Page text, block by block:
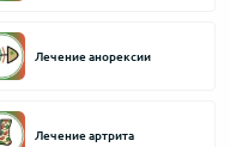
Лечение анорексии
Лечение артрита